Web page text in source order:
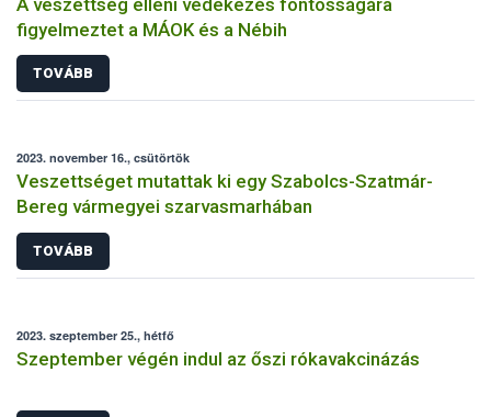
figyelmeztet a MÁOK és a Nébih
TOVÁBB
2023. november 16., csütörtök
Veszettséget mutattak ki egy Szabolcs-Szatmár-
Bereg vármegyei szarvasmarhában
TOVÁBB
2023. szeptember 25., hétfő
Szeptember végén indul az őszi rókavakcinázás